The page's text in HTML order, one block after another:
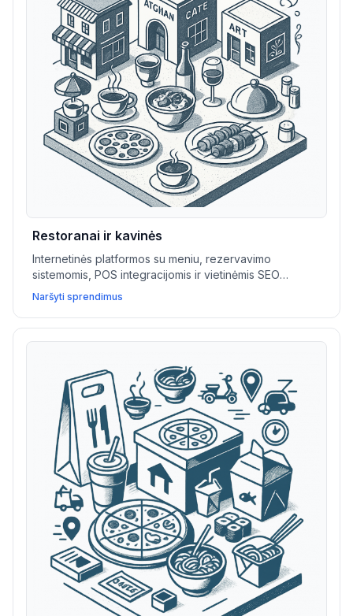
Restoranai ir kavinės
Internetinės platformos su meniu, rezervavimo
sistemomis, POS integracijomis ir vietinėmis SEO
priemonėmis padeda restoranams ir kavinėms padidinti
užsakymus, optimizuoti paslaugas bei pritraukti daugiau
lankytojų.
Naršyti sprendimus